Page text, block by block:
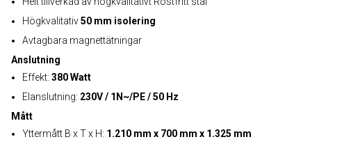
Högkvalitativ50 mm isolering
Avtagbara magnettätningar
Anslutning
Effekt: 380 Watt
Elanslutning: 230V / 1N~/PE / 50 Hz
Mått
Yttermått B x T x H: 1.210 mm x 700 mm x 1.325 mm